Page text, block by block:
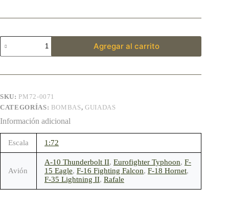
Agregar al carrito
SKU: PM72-0071
CATEGORÍAS: BOMBAS,GUIADAS
Información adicional
Escala 1:72
Avión
A-10 Thunderbolt II, Eurofighter Typhoon, F-
15 Eagle, F-16 Fighting Falcon, F-18 Hornet,
F-35 Lightning II, Rafale